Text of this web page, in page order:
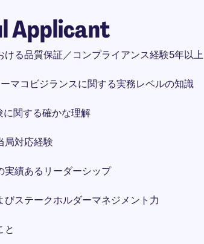
Applicant
る品質保証／コンプライアンス経験5年以上
マコビジランスに関する実務レベルの知識
関する確かな理解
局対応経験
実績あるリーダーシップ
ステークホルダーマネジメント力
と